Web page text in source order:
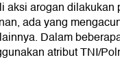
aksi arogan dilakukan
ada yang
Dalam
atribut TNI/